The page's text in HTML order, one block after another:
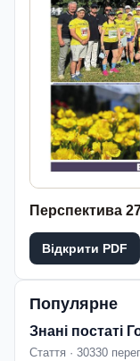
Перспектива
Відкрити PDF
Популярне
Знані постаті
Стаття · 30330